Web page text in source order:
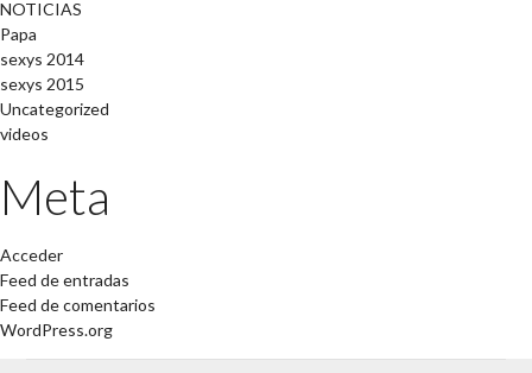
NOTICIAS
Papa
sexys 2014
sexys 2015
Uncategorized
videos
Meta
Acceder
Feed de entradas
Feed de comentarios
WordPress.org